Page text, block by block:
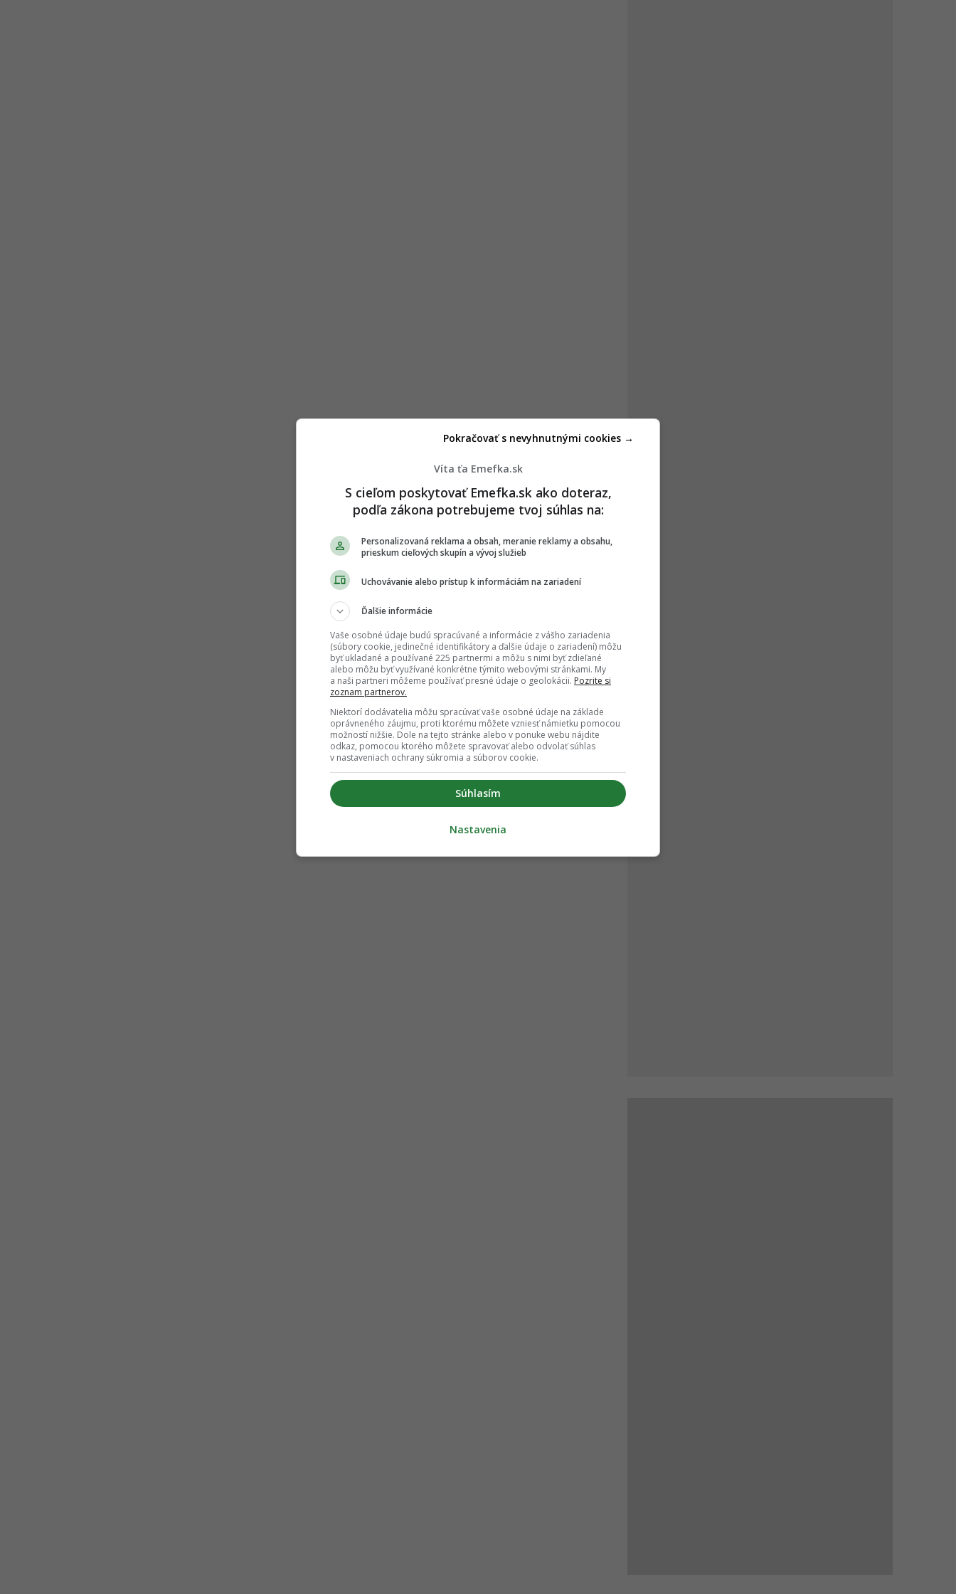
Víta ťa Emefka.sk
S cieľom poskytovať Emefka.sk ako doteraz,
podľa zákona potrebujeme tvoj súhlas na:
Personalizovaná reklama a obsah, meranie reklamy a obsahu,
prieskum cieľových skupín a vývoj služieb
Uchovávanie alebo prístup k informáciám na zariadení
Ďalšie informácie
Vaše osobné údaje budú spracúvané a informácie z vášho zariadenia
(súbory cookie, jedinečné identifikátory a ďalšie údaje o zariadení) môžu
byť ukladané a používané 225 partnermi a môžu s nimi byť zdieľané
alebo môžu byť využívané konkrétne týmito webovými stránkami. My
a naši partneri môžeme používať presné údaje o geolokácii. Pozrite si
zoznam partnerov.
Niektorí dodávatelia môžu spracúvať vaše osobné údaje na základe
oprávneného záujmu, proti ktorému môžete vzniesť námietku pomocou
možností nižšie. Dole na tejto stránke alebo v ponuke webu nájdite
odkaz, pomocou ktorého môžete spravovať alebo odvolať súhlas
v nastaveniach ochrany súkromia a súborov cookie.
Súhlasím
Pokračovať s nevyhnutnými cookies →
Nastavenia